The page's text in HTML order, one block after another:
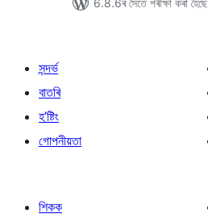
6.8.6ৰ সৈতে পৰীক্ষা কৰা হৈছে
সন্দৰ্ভ
বাতৰি
হ’ষ্টিং
গোপনীয়তা
শিকক